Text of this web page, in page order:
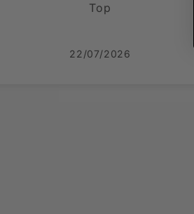
Top
22/07/2026